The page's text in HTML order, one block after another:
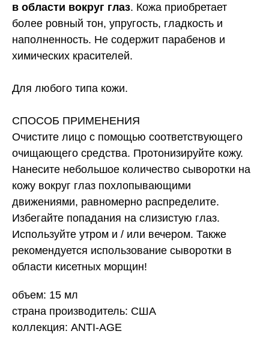
в области вокруг глаз. Кожа приобретает
более ровный тон, упругость, гладкость и
наполненность. Не содержит парабенов и
химических красителей.
Для любого типа кожи.
СПОСОБ ПРИМЕНЕНИЯ
Очистите лицо с помощью соответствующего
очищающего средства. Протонизируйте кожу.
Нанесите небольшое количество сыворотки на
кожу вокруг глаз похлопывающими
движениями, равномерно распределите.
Избегайте попадания на слизистую глаз.
Используйте утром и / или вечером. Также
рекомендуется использование сыворотки в
области кисетных морщин!
объем: 15 мл
страна производитель: США
коллекция: ANTI-AGE